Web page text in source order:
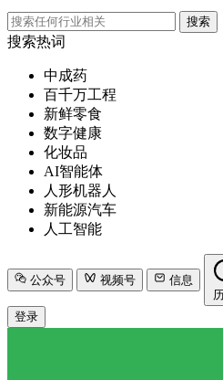
搜索
搜索热词
中成药
百千万工程
新鲜零食
数字健康
化妆品
AI智能体
人形机器人
新能源汽车
人工智能
公众号 视频号
信息
登录